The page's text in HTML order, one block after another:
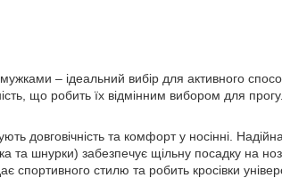
– ідеальний вибір для активного
що робить їх відмінним вибором для
довговічність та комфорт у носінні.
та шнурки) забезпечує щільну посадку на нозі
спортивного стилю та робить кросівки